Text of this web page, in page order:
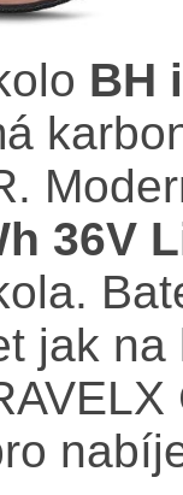
BH
36V
jak